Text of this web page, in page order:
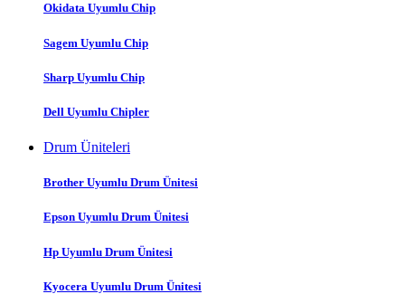
Okidata Uyumlu Chip
Sagem Uyumlu Chip
Sharp Uyumlu Chip
Dell Uyumlu Chipler
Drum Üniteleri
Brother Uyumlu Drum Ünitesi
Epson Uyumlu Drum Ünitesi
Hp Uyumlu Drum Ünitesi
Kyocera Uyumlu Drum Ünitesi